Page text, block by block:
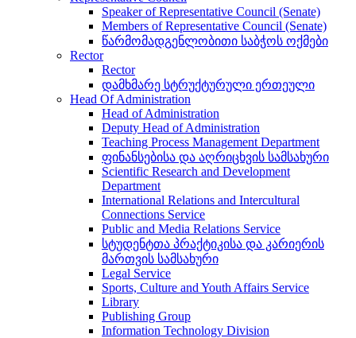
Speaker of Representative Council (Senate)
Members of Representative Council (Senate)
წარმომადგენლობითი საბჭოს ოქმები
Rector
Rector
დამხმარე სტრუქტურული ერთეული
Head Of Administration
Head of Administration
Deputy Head of Administration
Teaching Process Management Department
ფინანსებისა და აღრიცხვის სამსახური
Scientific Research and Development
Department
International Relations and Intercultural
Connections Service
Public and Media Relations Service
სტუდენტთა პრაქტიკისა და კარიერის
მართვის სამსახური
Legal Service
Sports, Culture and Youth Affairs Service
Library
Publishing Group
Information Technology Division